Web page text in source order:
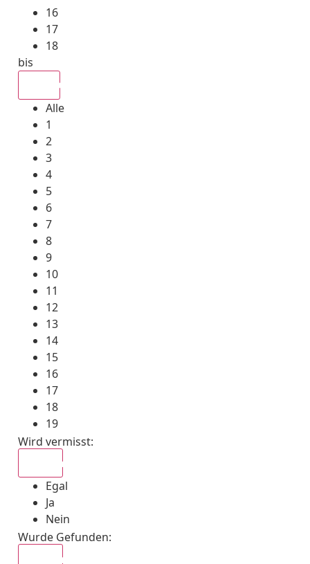
16
17
18
bis
Alle
1
2
3
4
5
6
7
8
9
10
11
12
13
14
15
16
17
18
19
Wird vermisst:
Egal
Ja
Nein
Wurde Gefunden: